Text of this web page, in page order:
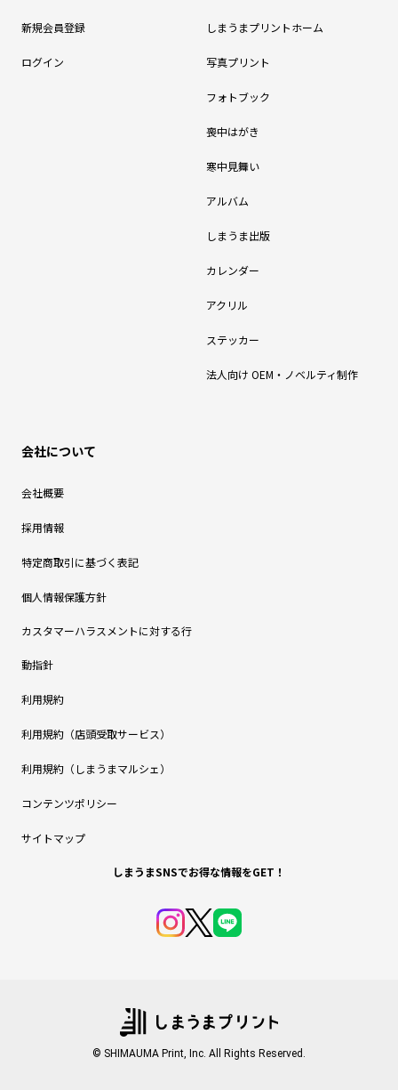
新規会員登録
ログイン
しまうまプリントホーム
写真プリント
フォトブック
喪中はがき
寒中見舞い
アルバム
しまうま出版
カレンダー
アクリル
ステッカー
法人向け OEM・ノベルティ制作
会社について
会社概要
採用情報
特定商取引に基づく表記
個人情報保護方針
カスタマーハラスメントに対する行
動指針
利用規約
利用規約（店頭受取サービス）
利用規約（しまうまマルシェ）
コンテンツポリシー
サイトマップ
しまうまSNSでお得な情報をGET！
© SHIMAUMA Print, Inc. All Rights Reserved.